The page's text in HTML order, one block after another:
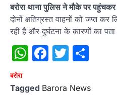
बरोरा थाना पुलिस ने मौके पर
दोनों क्षतिग्रस्त वाहनों को जप्त
रही है और दुर्घटना के कारणों का
WhatsApp
Facebook
Twitter
बरोरा
Tagged Barora News